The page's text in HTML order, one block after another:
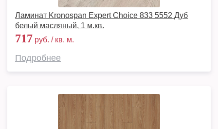
Ламинат Kronospan Expert Choice 833 5552 Дуб
белый масляный, 1 м.кв.
717 руб. / кв. м.
Подробнее